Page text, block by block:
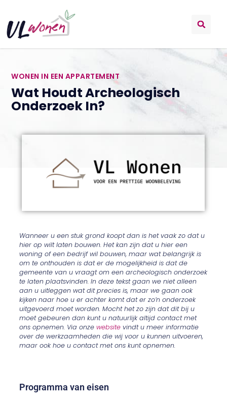
WONEN IN EEN APPARTEMENT
Wat Houdt Archeologisch
Onderzoek In?
Wanneer u een stuk grond koopt dan is het vaak zo dat u
hier op wilt laten bouwen. Het kan zijn dat u hier een
woning of een bedrijf wil bouwen, maar wat belangrijk is
om te onthouden is dat er de mogelijkheid is dat de
gemeente van u vraagt om een archeologisch onderzoek
te laten plaatsvinden. In deze tekst gaan we niet alleen
aan u uitleggen wat dit precies is, maar we gaan ook
kijken naar hoe u er achter komt dat er zo’n onderzoek
uitgevoerd moet worden. Mocht het zo zijn dat dit bij u
moet gebeuren dan kunt u natuurlijk altijd contact met
ons opnemen. Via onzewebsite vindt u meer informatie
over de werkzaamheden die wij voor u kunnen uitvoeren,
maar ook hoe u contact met ons kunt opnemen.
Programma van eisen